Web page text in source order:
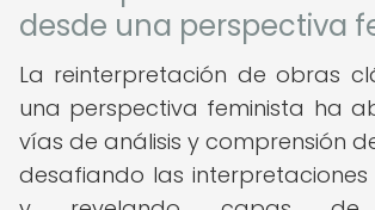
desde una perspectiva
La reinterpretación de obras
una perspectiva feminista ha
vías de análisis y comprensión
desafiando las